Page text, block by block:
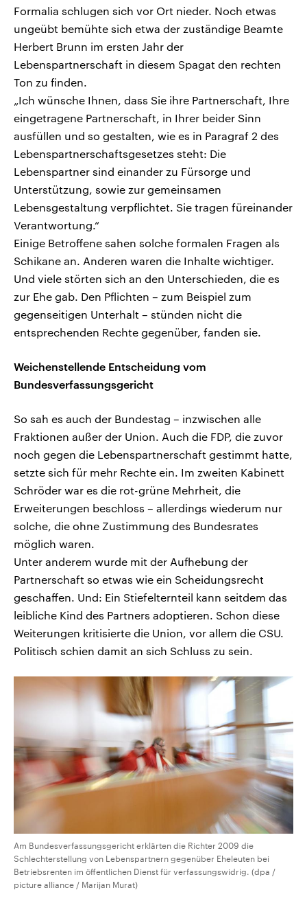
Formalia schlugen sich vor Ort nieder. Noch etwas
ungeübt bemühte sich etwa der zuständige Beamte
Herbert Brunn im ersten Jahr der
Lebenspartnerschaft in diesem Spagat den rechten
Ton zu finden.
„Ich wünsche Ihnen, dass Sie ihre Partnerschaft, Ihre
eingetragene Partnerschaft, in Ihrer beider Sinn
ausfüllen und so gestalten, wie es in Paragraf 2 des
Lebenspartnerschaftsgesetzes steht: Die
Lebenspartner sind einander zu Fürsorge und
Unterstützung, sowie zur gemeinsamen
Lebensgestaltung verpflichtet. Sie tragen füreinander
Verantwortung.“
Einige Betroffene sahen solche formalen Fragen als
Schikane an. Anderen waren die Inhalte wichtiger.
Und viele störten sich an den Unterschieden, die es
zur Ehe gab. Den Pflichten – zum Beispiel zum
gegenseitigen Unterhalt – stünden nicht die
entsprechenden Rechte gegenüber, fanden sie.
Weichenstellende Entscheidung vom
Bundesverfassungsgericht
So sah es auch der Bundestag – inzwischen alle
Fraktionen außer der Union. Auch die FDP, die zuvor
noch gegen die Lebenspartnerschaft gestimmt hatte,
setzte sich für mehr Rechte ein. Im zweiten Kabinett
Schröder war es die rot-grüne Mehrheit, die
Erweiterungen beschloss – allerdings wiederum nur
solche, die ohne Zustimmung des Bundesrates
möglich waren.
Unter anderem wurde mit der Aufhebung der
Partnerschaft so etwas wie ein Scheidungsrecht
geschaffen. Und: Ein Stiefelternteil kann seitdem das
leibliche Kind des Partners adoptieren. Schon diese
Weiterungen kritisierte die Union, vor allem die CSU.
Politisch schien damit an sich Schluss zu sein.
Am Bundesverfassungsgericht erklärten die Richter 2009 die
Schlechterstellung von Lebenspartnern gegenüber Eheleuten bei
Betriebsrenten im öffentlichen Dienst für verfassungswidrig. (dpa /
picture alliance / Marijan Murat)